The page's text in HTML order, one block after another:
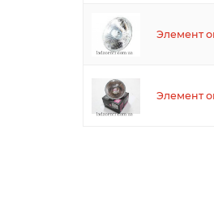
Элемент
Элемент